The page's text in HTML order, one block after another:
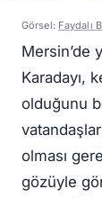
Görsel: Faydalı
Mersin’de
Karadayı,
olduğunu
olması
gözüyle